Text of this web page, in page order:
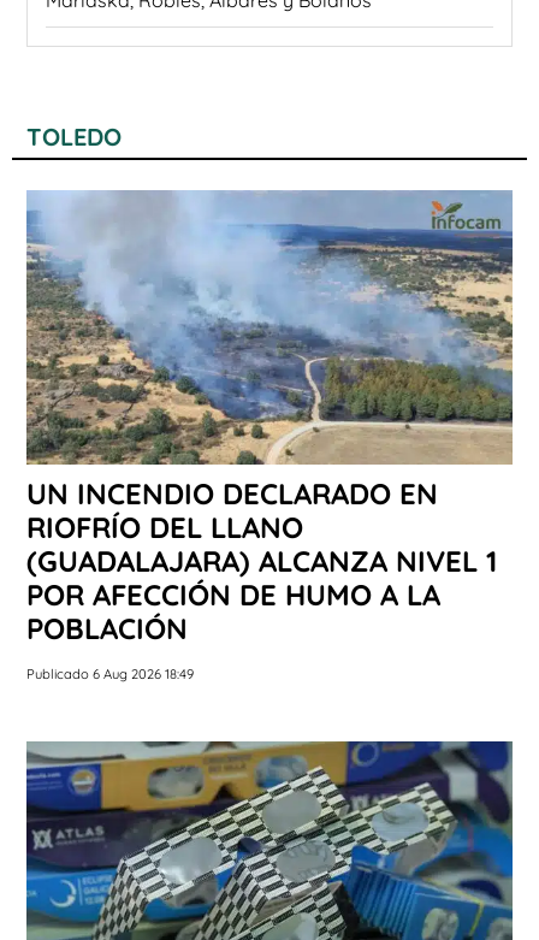
TOLEDO
UN INCENDIO DECLARADO EN
RIOFRÍO DEL LLANO
(GUADALAJARA) ALCANZA NIVEL 1
POR AFECCIÓN DE HUMO A LA
POBLACIÓN
Publicado 6 Aug 2026 18:49